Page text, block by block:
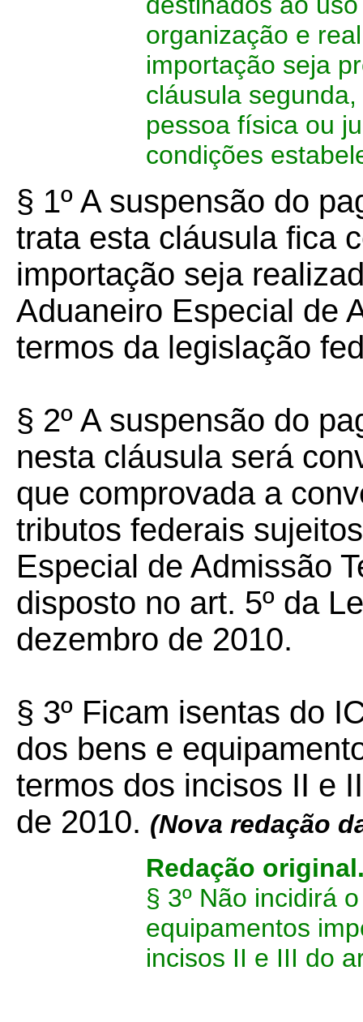
organização e
importação seja
cláusula
pessoa física ou
condições
§ 1º A suspensão do
trata esta cláusula fica
importação seja
Aduaneiro Especial de
termos da legislação
§ 2º A suspensão do
nesta cláusula será
que comprovada a
tributos federais
Especial de Admissão
disposto no art. 5º da
dezembro de 2010.
§ 3º Ficam isentas do
dos bens e
termos dos incisos II e
de 2010. (Nova redação
Redação
§ 3º Não incidirá
equipamentos
incisos II e III do